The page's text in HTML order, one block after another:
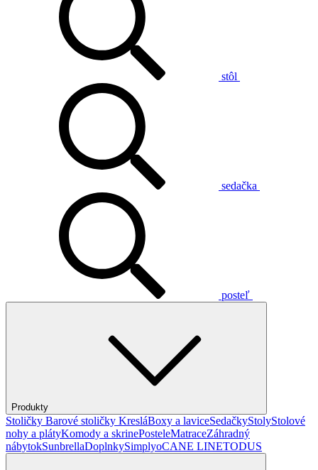
stôl
sedačka
posteľ
Produkty
Stoličky Barové stoličky KresláBoxy a laviceSedačkyStolyStolové
nohy a plátyKomody a skrinePosteleMatraceZáhradný
nábytokSunbrellaDoplnkySimplyoCANE LINETODUS